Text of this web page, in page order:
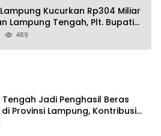
Kucurkan Rp304 Miliar
Lampung Tengah, Plt. Bupati
Apresiasi
489
Jadi Penghasil Beras
Provinsi Lampung, Kontribusi
Swasembada Pangan